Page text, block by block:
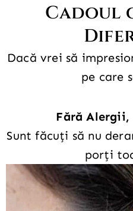
Cadoul
Dacă vrei să
pe care
Fără Alergii,
Sunt făcuți să nu
porți